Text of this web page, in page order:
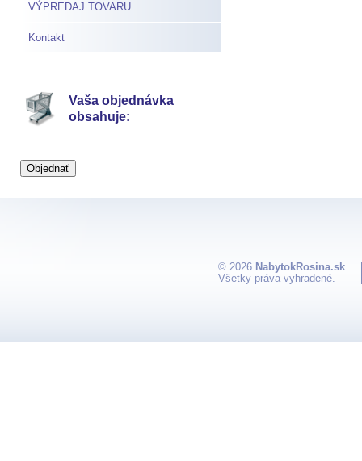
VÝPREDAJ TOVARU
Kontakt
Vaša objednávka
obsahuje:
© 2026 NabytokRosina.sk
Všetky práva vyhradené.